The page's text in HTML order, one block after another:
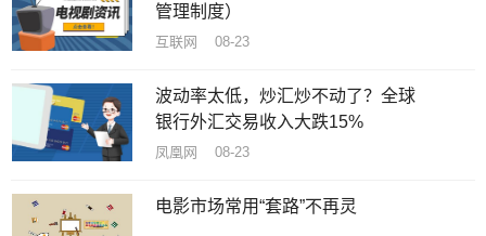
管理制度）
互联网 08-23
波动率太低，炒汇炒不动了？全球
银行外汇交易收入大跌15%
凤凰网 08-23
电影市场常用“套路”不再灵